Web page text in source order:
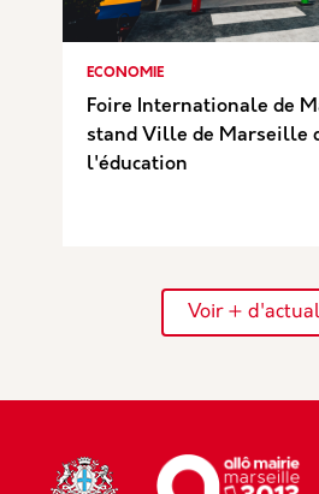
ECONOMIE
Foire Internationale de
stand Ville de Marseille
l'éducation
Voir +